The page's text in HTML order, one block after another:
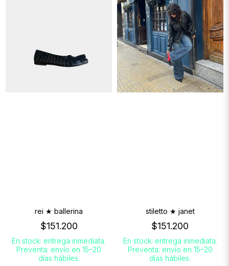
rei ★ ballerina
$151.200
En stock: entrega inmediata.
Preventa: envío en 15–20
días hábiles.
stiletto ★ janet
$151.200
En stock: entrega inmediata.
Preventa: envío en 15–20
días hábiles.